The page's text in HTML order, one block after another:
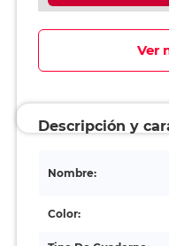
Ver
Descripción y
Nombre:
Color: